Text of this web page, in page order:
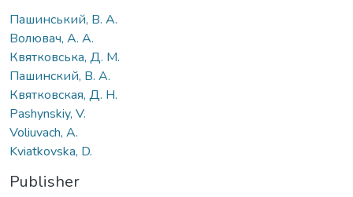
Пашинський, В. А.
Волювач, А. А.
Квятковська, Д. М.
Пашинский, В. А.
Квятковская, Д. Н.
Pashynskiy, V.
Voliuvach, А.
Kviatkovska, D.
Publisher